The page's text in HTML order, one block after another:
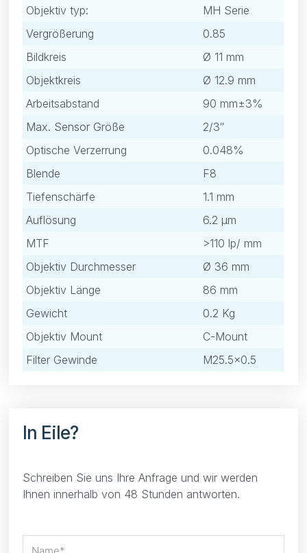
Objektiv typ:
MH Serie
Vergrößerung
0.85
Bildkreis
Ø 11 mm
Objektkreis
Ø 12.9 mm
Arbeitsabstand
90 mm±3%
Max. Sensor Größe
2/3″
Optische Verzerrung
0.048%
Blende
F8
Tiefenschärfe
1.1 mm
Auflösung
6.2 μm
MTF
>110 lp/ mm
Objektiv Durchmesser
Ø 36 mm
Objektiv Länge
86 mm
Gewicht
0.2 Kg
Objektiv Mount
C-Mount
Filter Gewinde
M25.5×0.5
In Eile?
Schreiben Sie uns Ihre Anfrage und wir werden
Ihnen innerhalb von 48 Stunden antworten.